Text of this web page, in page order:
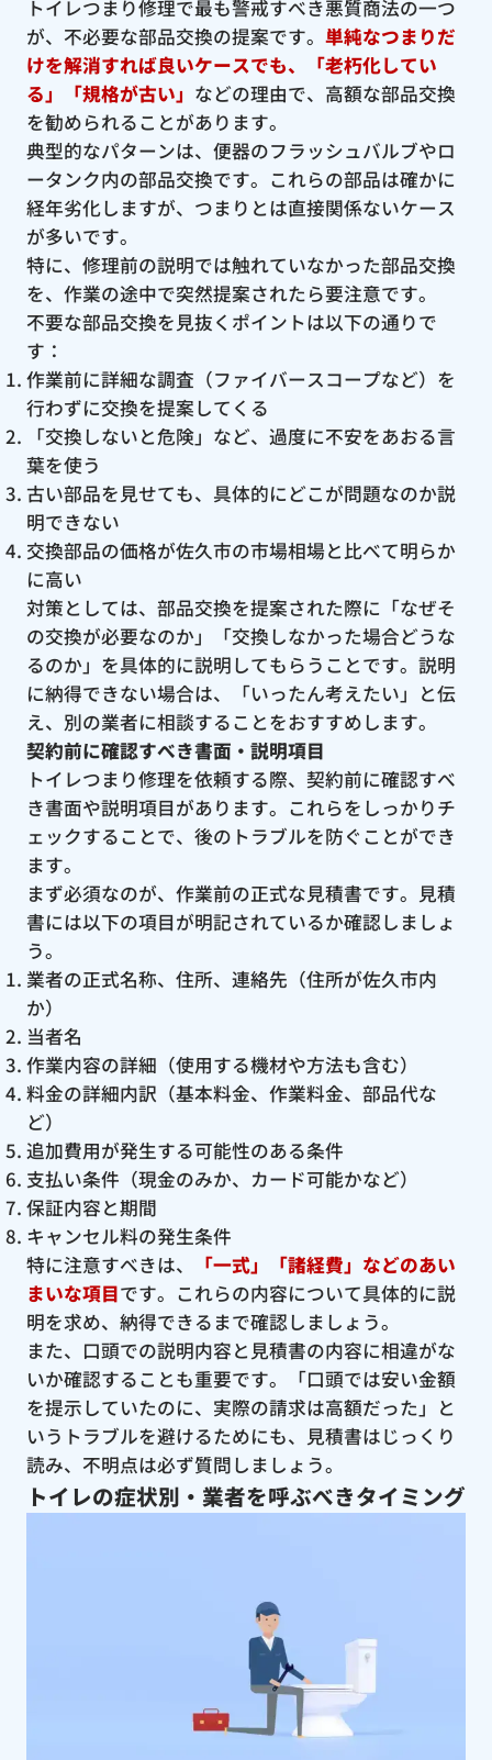
トイレつまり修理で最も警戒すべき悪質商法の一つ
が、不必要な部品交換の提案です。 単純なつまりだ
けを解消すれば良いケースでも、「老朽化してい
る」「規格が古い」 などの理由で、高額な部品交換
を勧められることがあります。
典型的なパターンは、便器のフラッシュバルブやロ
ータンク内の部品交換です。これらの部品は確かに
経年劣化しますが、つまりとは直接関係ないケース
が多いです。
特に、修理前の説明では触れていなかった部品交換
を、作業の途中で突然提案されたら要注意です。
不要な部品交換を見抜くポイントは以下の通りで
す：
作業前に詳細な調査（ファイバースコープなど）を
行わずに交換を提案してくる
「交換しないと危険」など、過度に不安をあおる言
葉を使う
古い部品を見せても、具体的にどこが問題なのか説
明できない
交換部品の価格が佐久市の市場相場と比べて明らか
に高い
対策としては、部品交換を提案された際に「なぜそ
の交換が必要なのか」「交換しなかった場合どうな
るのか」を具体的に説明してもらうことです。説明
に納得できない場合は、「いったん考えたい」と伝
え、別の業者に相談することをおすすめします。
契約前に確認すべき書面・説明項目
トイレつまり修理を依頼する際、契約前に確認すべ
き書面や説明項目があります。これらをしっかりチ
ェックすることで、後のトラブルを防ぐことができ
ます。
まず必須なのが、作業前の正式な見積書です。見積
書には以下の項目が明記されているか確認しましょ
う。
業者の正式名称、住所、連絡先（住所が佐久市内
か）
当者名
作業内容の詳細（使用する機材や方法も含む）
料金の詳細内訳（基本料金、作業料金、部品代な
ど）
追加費用が発生する可能性のある条件
支払い条件（現金のみか、カード可能かなど）
保証内容と期間
キャンセル料の発生条件
特に注意すべきは、
「一式」「諸経費」などのあい
まいな項目です。これらの内容について具体的に説
明を求め、納得できるまで確認しましょう。
また、口頭での説明内容と見積書の内容に相違がな
いか確認することも重要です。「口頭では安い金額
を提示していたのに、実際の請求は高額だった」と
いうトラブルを避けるためにも、見積書はじっくり
読み、不明点は必ず質問しましょう。
トイレの症状別・業者を呼ぶべきタイミング